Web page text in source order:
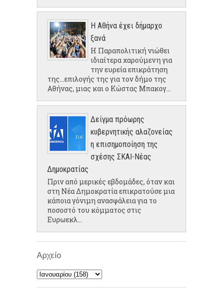
Η Αθήνα έχει δήμαρχο
ξανά
Η Παραπολιτική νιώθει
ιδιαίτερα χαρούμενη για
την ευρεία επικράτηση
της...επιλογής της για τον δήμο της
Αθήνας, μιας και ο Κώστας Μπακογ...
Δείγμα πρόωρης
κυβερνητικής αλαζονείας
η επισημοποίηση της
σχέσης ΣΚΑΙ-Νέας
Δημοκρατίας
Πριν από μερικές εβδομάδες, όταν και
στη Νέα Δημοκρατία επικρατούσε μια
κάποια γόνιμη ανασφάλεια για το
ποσοστό του κόμματος στις
Ευρωεκλ...
Αρχείο